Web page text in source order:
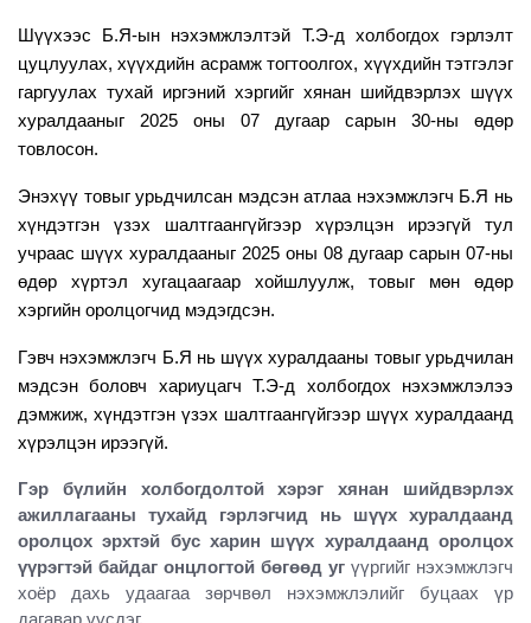
Шүүхээс Б.Я-ын нэхэмжлэлтэй Т.Э-д холбогдох гэрлэлт
цуцлуулах, хүүхдийн асрамж тогтоолгох, хүүхдийн тэтгэлэг
гаргуулах тухай иргэний хэргийг хянан шийдвэрлэх шүүх
хуралдааныг 2025 оны 07 дугаар сарын 30-ны өдөр
товлосон.
Энэхүү товыг урьдчилсан мэдсэн атлаа нэхэмжлэгч Б.Я нь
хүндэтгэн үзэх шалтгаангүйгээр хүрэлцэн ирээгүй тул
учраас шүүх хуралдааныг 2025 оны 08 дугаар сарын 07-ны
өдөр хүртэл хугацаагаар хойшлуулж, товыг мөн өдөр
хэргийн оролцогчид мэдэгдсэн.
Гэвч нэхэмжлэгч Б.Я нь шүүх хуралдааны товыг урьдчилан
мэдсэн боловч хариуцагч Т.Э-д холбогдох нэхэмжлэлээ
дэмжиж, хүндэтгэн үзэх шалтгаангүйгээр шүүх хуралдаанд
хүрэлцэн ирээгүй.
Гэр бүлийн холбогдолтой хэрэг хянан шийдвэрлэх
ажиллагааны тухайд гэрлэгчид нь шүүх хуралдаанд
оролцох эрхтэй бус харин шүүх хуралдаанд оролцох
үүрэгтэй байдаг онцлогтой бөгөөд уг үүргийг нэхэмжлэгч
хоёр дахь удаагаа зөрчвөл нэхэмжлэлийг буцаах үр